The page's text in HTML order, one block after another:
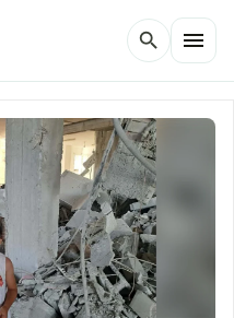
search menu